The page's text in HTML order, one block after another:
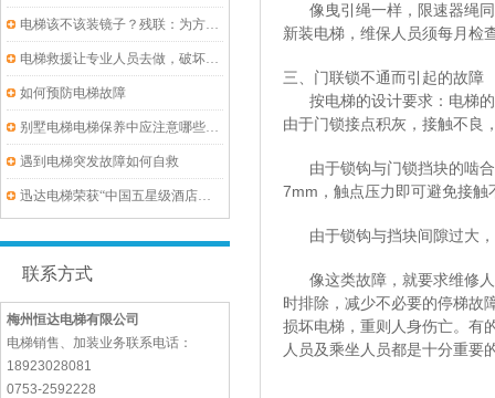
电梯该不该装镜子？残联：为方便轮椅进出,要装
电梯救援让专业人员去做，破坏性救援很危险！
如何预防电梯故障
别墅电梯电梯保养中应注意哪些问题
遇到电梯突发故障如何自救
迅达电梯荣获“中国五星级酒店首选电梯品牌”盛誉
联系方式
梅州恒达电梯有限公司
电梯销售、加装业务联系电话：
18923028081
0753-2592228
像曳引绳一样，限速器绳同
新装电梯，维保人员须每月检
三、门联锁不通而引起的故障
按电梯的设计要求：电梯的
由于门锁接点积灰，接触不良
由于锁钩与门锁挡块的啮合
7mm，触点压力即可避免接触
由于锁钩与挡块间隙过大，
像这类故障，就要求维修人
时排除，减少不必要的停梯故
损坏电梯，重则人身伤亡。有
人员及乘坐人员都是十分重要